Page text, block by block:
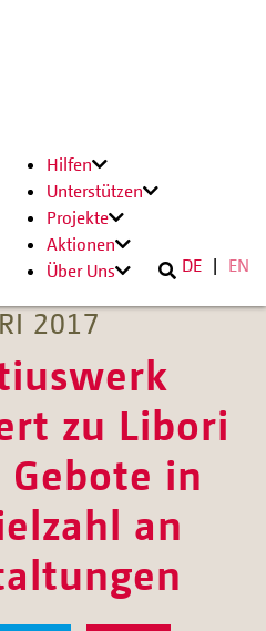
Hilfen
Unterstützen
Projekte
Aktionen
Über Uns
DE EN
2017
zu Libori
in
an